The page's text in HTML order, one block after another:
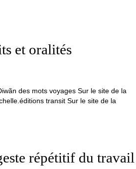
et oralités
des mots voyages Sur le site de la
transit Sur le site de la
répétitif du travail